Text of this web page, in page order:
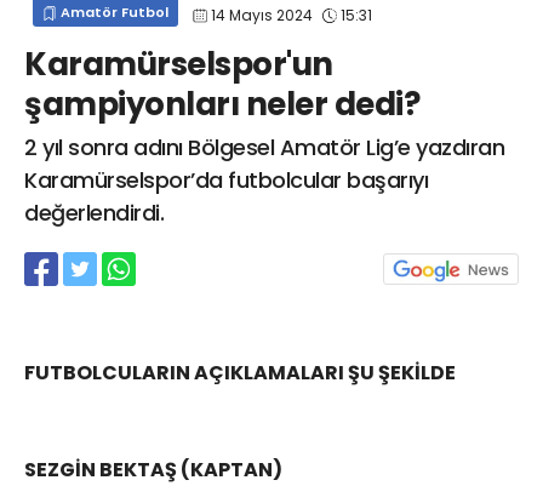
Amatör Futbol 14 Mayıs 2024 15:31
Karamürselspor'un
şampiyonları neler dedi?
2 yıl sonra adını Bölgesel Amatör Lig’e yazdıran
Karamürselspor’da futbolcular başarıyı
değerlendirdi.
FUTBOLCULARIN AÇIKLAMALARI ŞU ŞEKİLDE
SEZGİN BEKTAŞ (KAPTAN)
info@spor41.com